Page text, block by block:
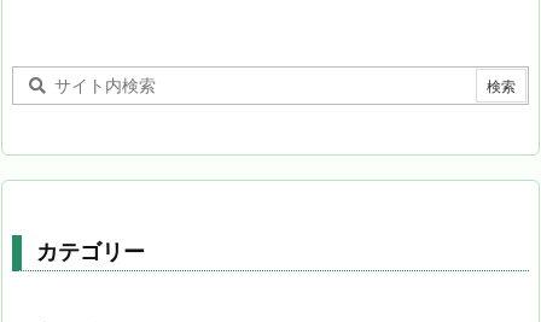
カテゴリー